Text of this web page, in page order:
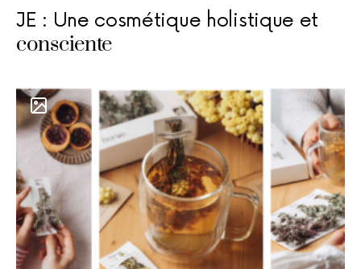
JE : Une cosmétique holistique et
consciente